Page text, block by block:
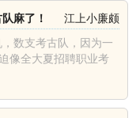
江上小廉颇
麻了！
数支考古队，因为一
像全大夏招聘职业考